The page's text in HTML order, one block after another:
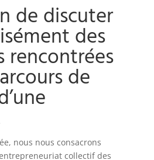
de discuter
des
rencontrées
de
nous nous consacrons
collectif des